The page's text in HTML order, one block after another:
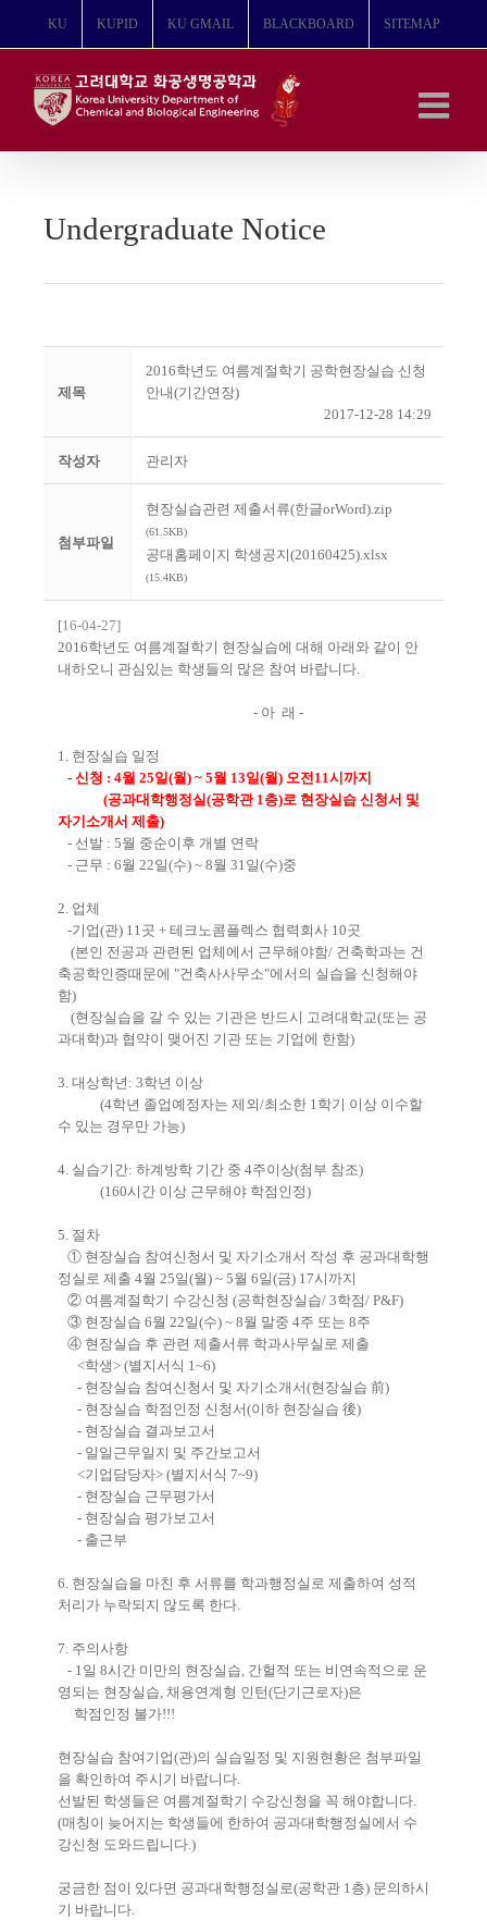
뛰
KU KUPID KU GMAIL BLACKBOARD SITEMAP
Undergraduate Notice
제목
2016학년도 여름계절학기 공학현장실습 신청
안내(기간연장)
2017-12-28 14:29
작성자 관리자
첨부파일
현장실습관련 제출서류(한글orWord).zip
(61.5KB)
공대홈페이지 학생공지(20160425).xlsx
(15.4KB)
[16-04-27]
2016학년도 여름계절학기 현장실습에 대해 아래와 같이 안
내하오니 관심있는 학생들의 많은 참여 바랍니다.
- 아 래 -
1. 현장실습 일정
- 신청 : 4월 25일(월) ~ 5월 13일(월) 오전11시까지
(공과대학행정실(공학관 1층)로 현장실습 신청서 및
자기소개서 제출)
- 선발 : 5월 중순이후 개별 연락
- 근무 : 6월 22일(수) ~ 8월 31일(수)중
2. 업체
-기업(관) 11곳 + 테크노콤플렉스 협력회사 10곳
(본인 전공과 관련된 업체에서 근무해야함/ 건축학과는 건
축공학인증때문에 "건축사사무소"에서의 실습을 신청해야
함)
(현장실습을 갈 수 있는 기관은 반드시 고려대학교(또는 공
과대학)과 협약이 맺어진 기관 또는 기업에 한함)
3. 대상학년: 3학년 이상
(4학년 졸업예정자는 제외/최소한 1학기 이상 이수할
수 있는 경우만 가능)
4. 실습기간: 하계방학 기간 중 4주이상(첨부 참조)
(160시간 이상 근무해야 학점인정)
5. 절차
① 현장실습 참여신청서 및 자기소개서 작성 후 공과대학행
정실로 제출 4월 25일(월) ~ 5월 6일(금) 17시까지
② 여름계절학기 수강신청 (공학현장실습/ 3학점/ P&F)
③ 현장실습 6월 22일(수) ~ 8월 말중 4주 또는 8주
④ 현장실습 후 관련 제출서류 학과사무실로 제출
<학생> (별지서식 1~6)
- 현장실습 참여신청서 및 자기소개서(현장실습 前)
- 현장실습 학점인정 신청서(이하 현장실습 後)
- 현장실습 결과보고서
- 일일근무일지 및 주간보고서
<기업담당자> (별지서식 7~9)
- 현장실습 근무평가서
- 현장실습 평가보고서
- 출근부
6. 현장실습을 마친 후 서류를 학과행정실로 제출하여 성적
처리가 누락되지 않도록 한다.
7. 주의사항
- 1일 8시간 미만의 현장실습, 간헐적 또는 비연속적으로 운
영되는 현장실습, 채용연계형 인턴(단기근로자)은
학점인정 불가!!!
현장실습 참여기업(관)의 실습일정 및 지원현황은 첨부파일
을 확인하여 주시기 바랍니다.
선발된 학생들은 여름계절학기 수강신청을 꼭 해야합니다.
(매칭이 늦어지는 학생들에 한하여 공과대학행정실에서 수
강신청 도와드립니다.)
궁금한 점이 있다면 공과대학행정실로(공학관 1층) 문의하시
기 바랍니다.